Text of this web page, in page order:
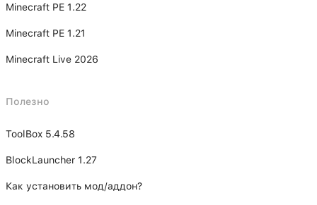
Minecraft PE 1.22
Minecraft PE 1.21
Minecraft Live 2026
Полезно
ToolBox 5.4.58
BlockLauncher 1.27
Как установить мод/аддон?